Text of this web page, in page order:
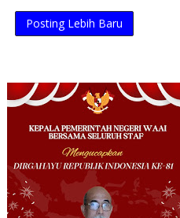
Posting Lebih Baru